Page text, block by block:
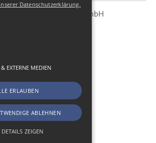
Trenner & Kollegen GmbH
55
+49 (0) 351 - 87 32 699
Datenschutzerklärung.
EXTERNE MEDIEN
ERLAUBEN
ABLEHNEN
DETAILS ZEIGEN